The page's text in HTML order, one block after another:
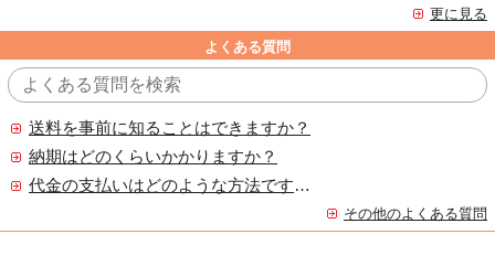
更に見る
よくある質問
送料を事前に知ることはできますか？
納期はどのくらいかかりますか？
代金の支払いはどのような方法ですか？
その他のよくある質問